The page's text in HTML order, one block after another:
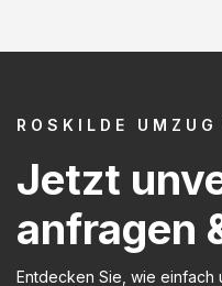
ROSKILDE
Jetzt
anfragen
Entdecken Sie, wie einfach